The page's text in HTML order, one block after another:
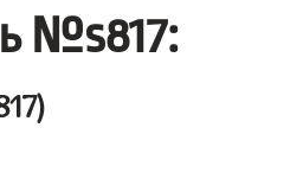
№s817: